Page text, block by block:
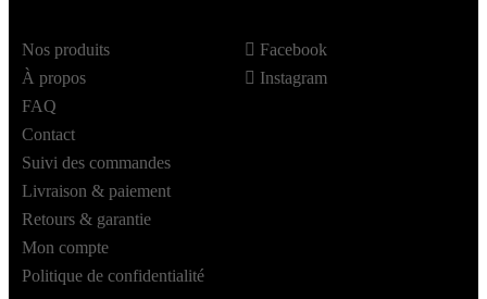
Nos produits
À propos
FAQ
Contact
Suivi des commandes
Livraison & paiement
Retours & garantie
Mon compte
Politique de confidentialité
Facebook
Instagram